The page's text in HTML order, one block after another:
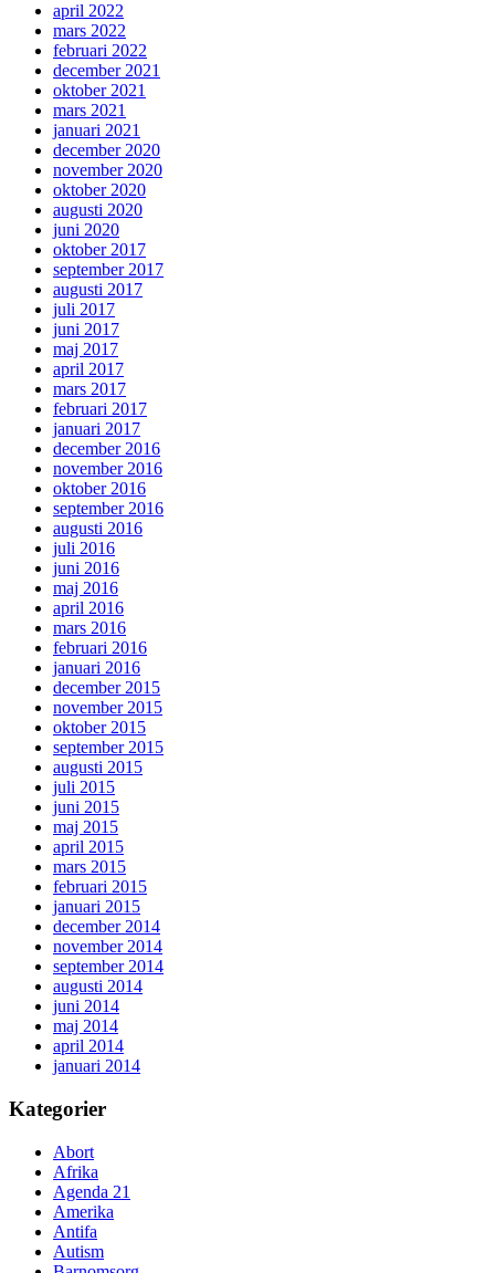
april 2022
mars 2022
februari 2022
december 2021
oktober 2021
mars 2021
januari 2021
december 2020
november 2020
oktober 2020
augusti 2020
juni 2020
oktober 2017
september 2017
augusti 2017
juli 2017
juni 2017
maj 2017
april 2017
mars 2017
februari 2017
januari 2017
december 2016
november 2016
oktober 2016
september 2016
augusti 2016
juli 2016
juni 2016
maj 2016
april 2016
mars 2016
februari 2016
januari 2016
december 2015
november 2015
oktober 2015
september 2015
augusti 2015
juli 2015
juni 2015
maj 2015
april 2015
mars 2015
februari 2015
januari 2015
december 2014
november 2014
september 2014
augusti 2014
juni 2014
maj 2014
april 2014
januari 2014
Kategorier
Abort
Afrika
Agenda 21
Amerika
Antifa
Autism